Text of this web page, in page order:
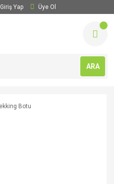
Giriş Yap Üye Ol
ARA